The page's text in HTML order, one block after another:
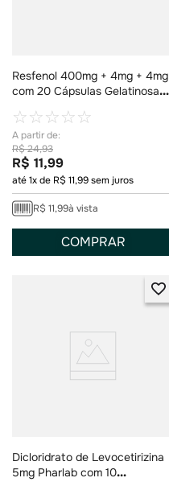
Resfenol 400mg + 4mg + 4mg
com 20 Cápsulas Gelatinosas
☆☆☆☆☆
R$24,93
R$ 11,99
até1x de R$11,99sem juros
R$ 11,99à vista
COMPRAR
Dicloridrato de Levocetirizina
5mg Pharlab com 10